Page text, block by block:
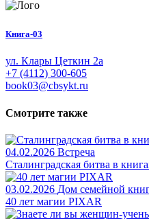
Книга-03
ул. Клары Цеткин 2а
+7 (4112) 300-605
book03@cbsykt.ru
Смотрите также
04.02.2026 Встреча
Сталинградская битва в
03.02.2026 Дом семейной
40 лет магии PIXAR